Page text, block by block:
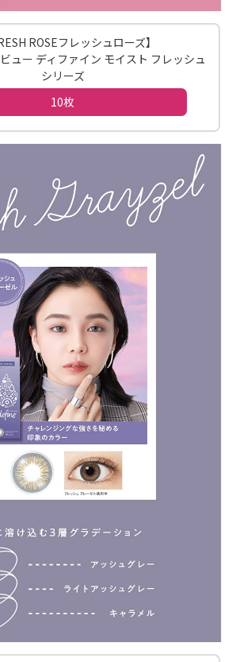
ROSEフレッシュローズ】
ュー ディファイン モイスト フレッシュ
シリーズ
10枚